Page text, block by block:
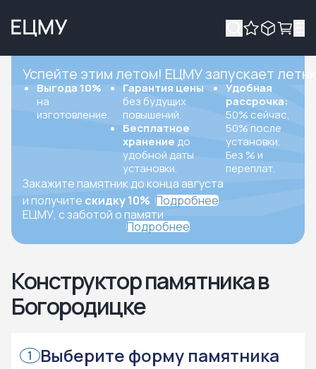
Успейте этим летом! ЕЦМУ запускает
Выгода 10%
на
изготовление.
Гарантия цены
без будущих
повышений.
Бесплатное
хранение до
удобной даты
установки.
Удобная
рассрочка:
50% сейчас,
50% после
установки.
Без % и
переплат.
Закажите памятник до конца августа
и получите скидку 10% Подробнее
ЕЦМУ, с заботой о памяти
Подробнее
Конструктор памятника в
Богородицке
1 Выберите форму памятника